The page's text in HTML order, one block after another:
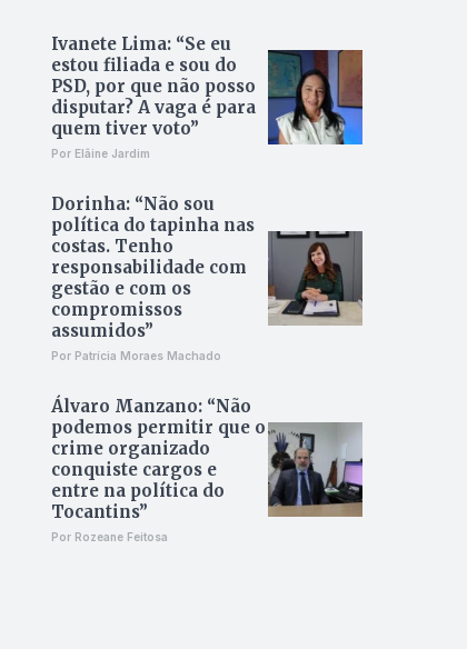
Ivanete Lima: “Se eu
estou filiada e sou do
PSD, por que não posso
disputar? A vaga é para
quem tiver voto”
Por Elâine Jardim
Dorinha: “Não sou
política do tapinha nas
costas. Tenho
responsabilidade com
gestão e com os
compromissos
assumidos”
Por Patrícia Moraes Machado
Álvaro Manzano: “Não
podemos permitir que o
crime organizado
conquiste cargos e
entre na política do
Tocantins”
Por Rozeane Feitosa